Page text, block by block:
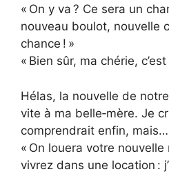
« On y va ? Ce sera un
nouveau boulot, nouvelle
chance ! »
« Bien sûr, ma chérie,
Hélas, la nouvelle de
vite à ma belle‑mère. Je
comprendrait enfin, mais…
« On louera votre
vivrez dans une location :